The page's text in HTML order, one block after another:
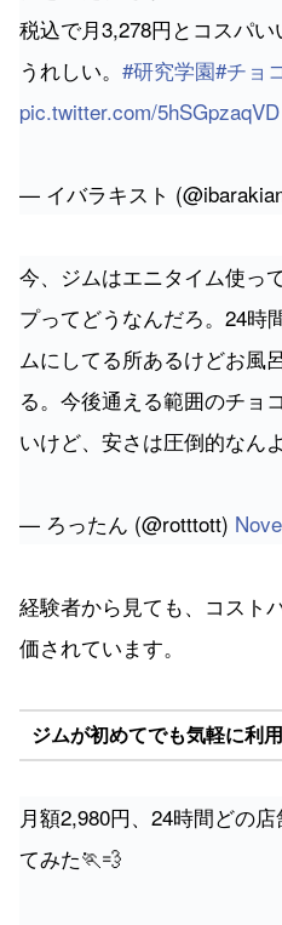
税込で月3,278円とコスパ
うれしい。 #研究学園#チョ
pic.twitter.com/5hSGpzaqVD
— イバラキスト
今、ジムはエニタイム使っ
プってどうなんだろ。24時
ムにしてる所あるけどお風
る。今後通える範囲のチョ
いけど、安さは圧倒的なんよ
— ろったん (@rotttott)
経験者から見ても、コスト
価されています。
ジムが初めてでも気軽に利
月額2,980円、24時間どの
てみた🏃💨